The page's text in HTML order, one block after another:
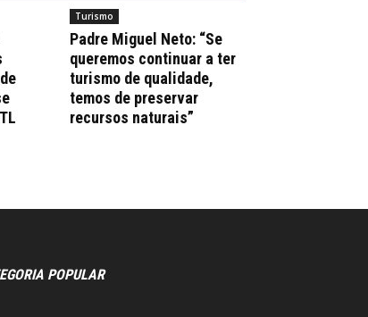
Turismo
Padre Miguel Neto: “Se
queremos continuar a ter
turismo de qualidade,
temos de preservar
recursos naturais”
POPULAR